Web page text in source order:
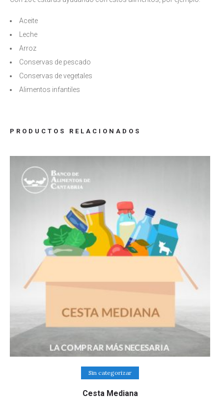
Aceite
Leche
Arroz
Conservas de pescado
Conservas de vegetales
Alimentos infantiles
PRODUCTOS RELACIONADOS
Añadir al carrito
Sin categorizar
Cesta Mediana